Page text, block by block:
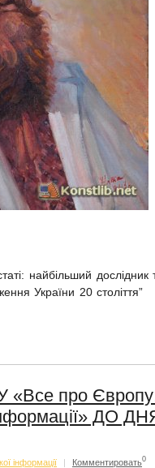
найбільший дослідник
України 20 століття”
про Європу:
ДО
інформації | Комментировать0